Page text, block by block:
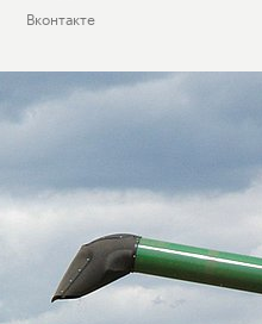
Вконтакте